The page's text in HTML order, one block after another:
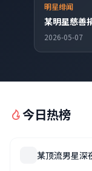
明星绯闻
某明星慈善
2026-05-07
今日热榜
某顶流男星深